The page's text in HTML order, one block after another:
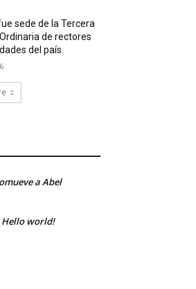
sede de la Tercera
de rectores
del país.
a Abel
Hello world!